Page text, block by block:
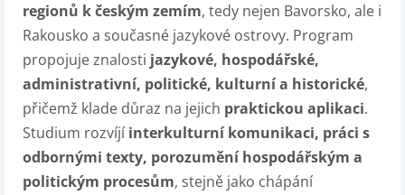
regionů k českým zemím, tedy nejen Bavorsko, ale i
Rakousko a současné jazykové ostrovy. Program
propojuje znalosti jazykové, hospodářské,
administrativní, politické, kulturní a historické,
přičemž klade důraz na jejich praktickou aplikaci.
Studium rozvíjí interkulturní komunikaci, práci s
odbornými texty, porozumění hospodářským a
politickým procesům, stejně jako chápání